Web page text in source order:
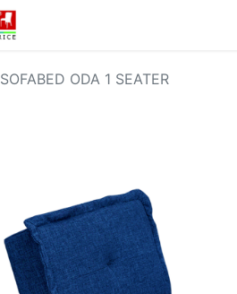
SOFABED ODA 1 SEATER